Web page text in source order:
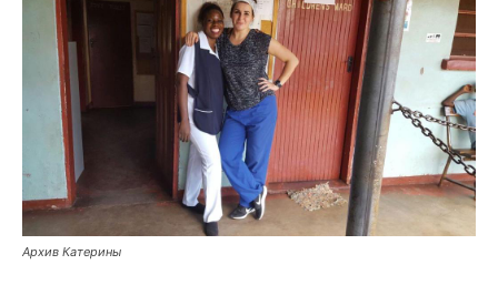
Архив Катерины